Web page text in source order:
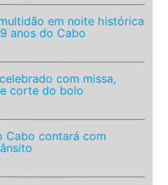
em noite histórica
anos do Cabo
com missa,
corte do bolo
Cabo contará com